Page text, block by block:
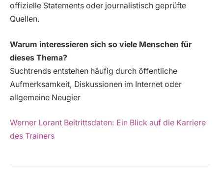
offizielle Statements oder journalistisch geprüfte
Quellen.
Warum interessieren sich so viele Menschen für
dieses Thema?
Suchtrends entstehen häufig durch öffentliche
Aufmerksamkeit, Diskussionen im Internet oder
allgemeine Neugier
Werner Lorant Beitrittsdaten: Ein Blick auf die Karriere
des Trainers